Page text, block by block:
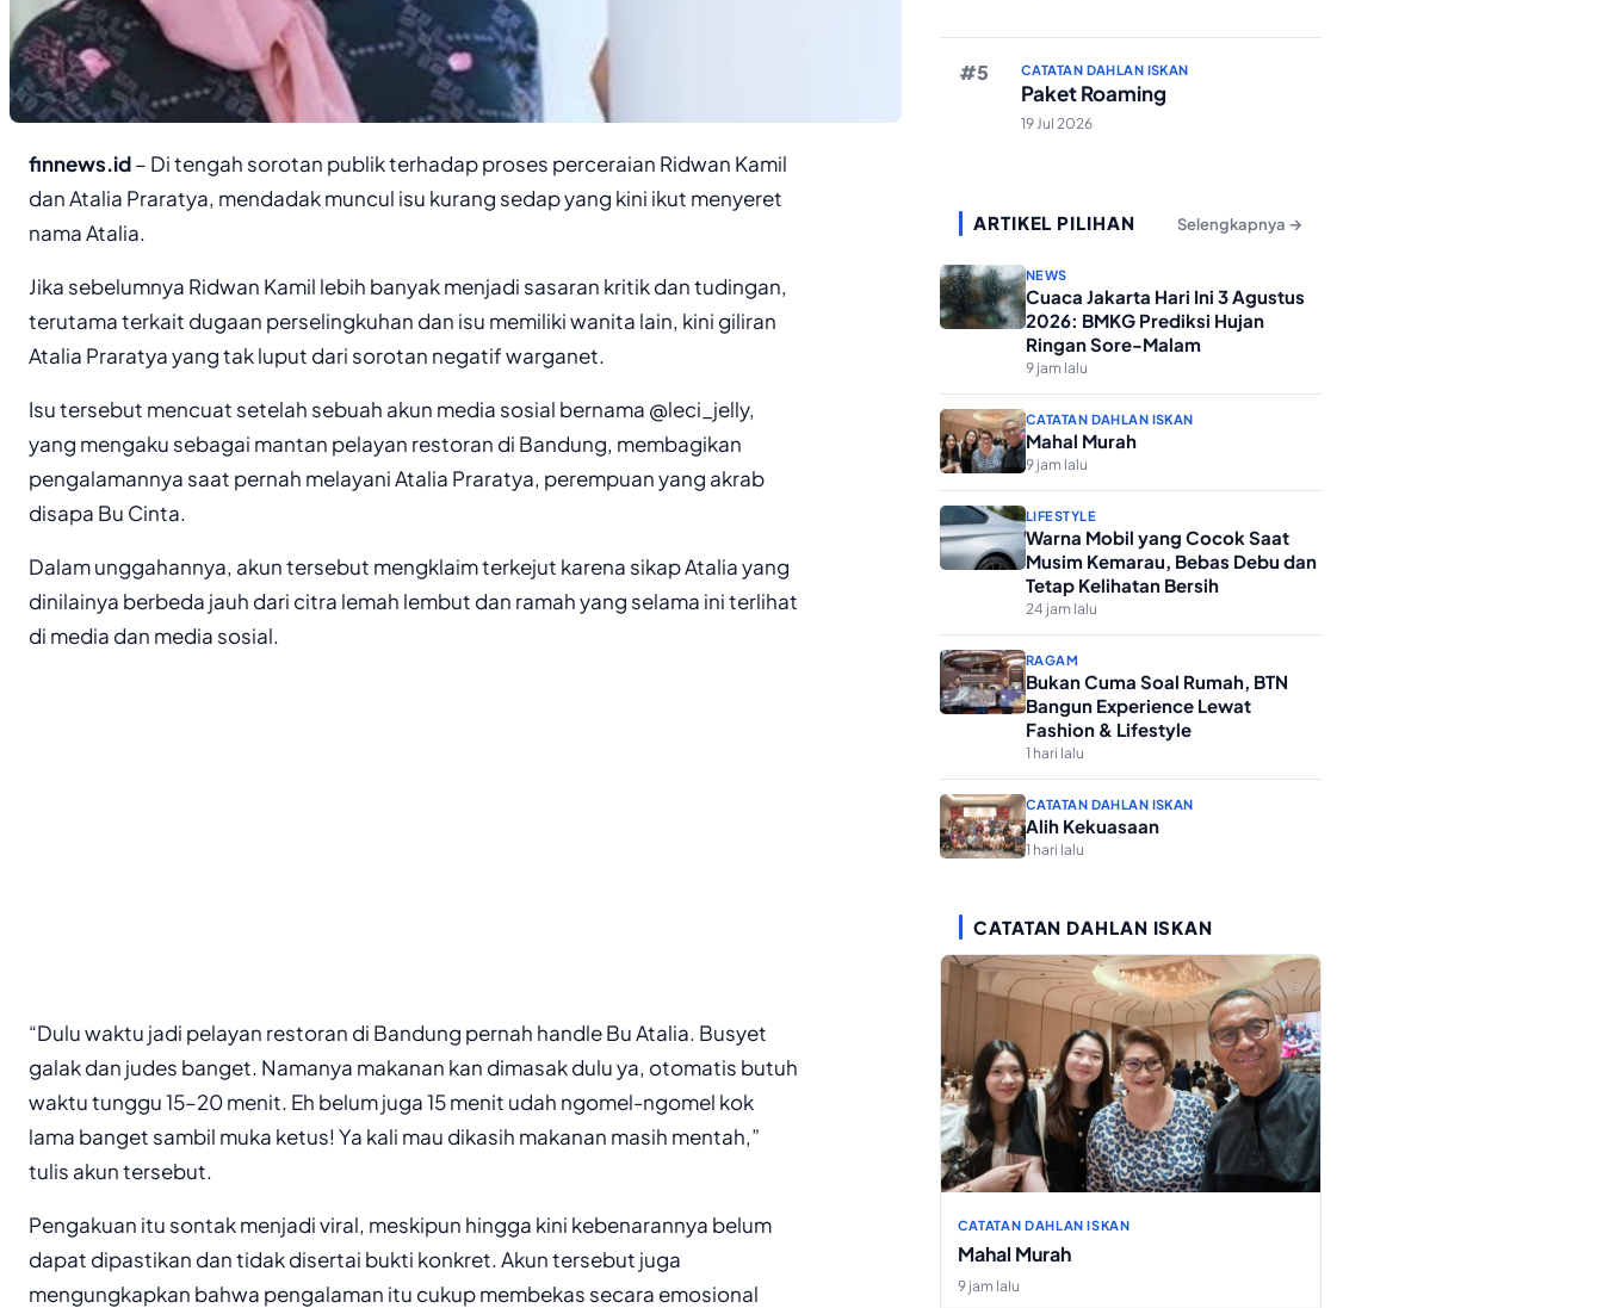
finnews.id– Di tengah sorotan publik terhadap proses perceraian Ridwan Kamil
dan Atalia Praratya, mendadak muncul isu kurang sedap yang kini ikut menyeret
nama Atalia.
Jika sebelumnya Ridwan Kamil lebih banyak menjadi sasaran kritik dan tudingan,
terutama terkait dugaan perselingkuhan dan isu memiliki wanita lain, kini giliran
Atalia Praratya yang tak luput dari sorotan negatif warganet.
Isu tersebut mencuat setelah sebuah akun media sosial bernama @leci_jelly,
yang mengaku sebagai mantan pelayan restoran di Bandung, membagikan
pengalamannya saat pernah melayani Atalia Praratya, perempuan yang akrab
disapa Bu Cinta.
Dalam unggahannya, akun tersebut mengklaim terkejut karena sikap Atalia yang
dinilainya berbeda jauh dari citra lemah lembut dan ramah yang selama ini terlihat
di media dan media sosial.
“Dulu waktu jadi pelayan restoran di Bandung pernah handle Bu Atalia. Busyet
galak dan judes banget. Namanya makanan kan dimasak dulu ya, otomatis butuh
waktu tunggu 15–20 menit. Eh belum juga 15 menit udah ngomel-ngomel kok
lama banget sambil muka ketus! Ya kali mau dikasih makanan masih mentah,”
tulis akun tersebut.
Pengakuan itu sontak menjadi viral, meskipun hingga kini kebenarannya belum
dapat dipastikan dan tidak disertai bukti konkret. Akun tersebut juga
mengungkapkan bahwa pengalaman itu cukup membekas secara emosional
CATATAN DAHLAN ISKAN
Paket Roaming
19 Jul 2026
ARTIKEL PILIHAN Selengkapnya →
NEWS
Cuaca Jakarta Hari Ini 3 Agustus
2026: BMKG Prediksi Hujan
Ringan Sore-Malam
9 jam lalu
CATATAN DAHLAN ISKAN
Mahal Murah
9 jam lalu
LIFESTYLE
Warna Mobil yang Cocok Saat
Musim Kemarau, Bebas Debu dan
Tetap Kelihatan Bersih
24 jam lalu
RAGAM
Bukan Cuma Soal Rumah, BTN
Bangun Experience Lewat
Fashion & Lifestyle
1 hari lalu
CATATAN DAHLAN ISKAN
Alih Kekuasaan
1 hari lalu
CATATAN DAHLAN ISKAN
CATATAN DAHLAN ISKAN
Mahal Murah
9 jam lalu